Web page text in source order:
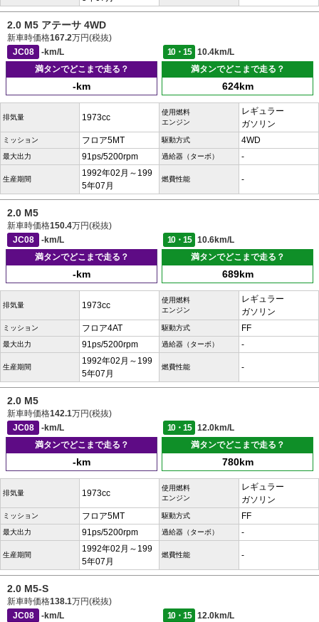
2.0 M5 アテーサ 4WD
新車時価格167.2万円(税抜)
JC08
-km/L 10・15
10.4km/L
満タンでどこまで走る？
-km
満タンでどこまで走る？
624km
排気量 1973cc
使用燃料
エンジン
レギュラー
ガソリン
ミッション フロア5MT 駆動方式 4WD
最大出力 91ps/5200rpm 過給器（ターボ） -
生産期間
1992年02月～199
5年07月
燃費性能 -
2.0 M5
新車時価格150.4万円(税抜)
JC08
-km/L 10・15
10.6km/L
満タンでどこまで走る？
-km
満タンでどこまで走る？
689km
排気量 1973cc
使用燃料
エンジン
レギュラー
ガソリン
ミッション フロア4AT 駆動方式 FF
最大出力 91ps/5200rpm 過給器（ターボ） -
生産期間
1992年02月～199
5年07月
燃費性能 -
2.0 M5
新車時価格142.1万円(税抜)
JC08
-km/L 10・15
12.0km/L
満タンでどこまで走る？
-km
満タンでどこまで走る？
780km
排気量 1973cc
使用燃料
エンジン
レギュラー
ガソリン
ミッション フロア5MT 駆動方式 FF
最大出力 91ps/5200rpm 過給器（ターボ） -
生産期間
1992年02月～199
5年07月
燃費性能 -
2.0 M5-S
新車時価格138.1万円(税抜)
JC08
-km/L 10・15
12.0km/L